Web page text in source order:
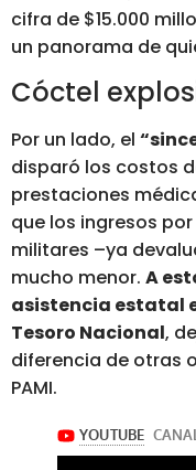
cifra de $15.000
un panorama de
Cóctel
Por un lado, el
disparó los costos
prestaciones
que los ingresos
militares –ya
mucho menor. A
asistencia estatal
Tesoro Nacional,
diferencia de otras
PAMI.